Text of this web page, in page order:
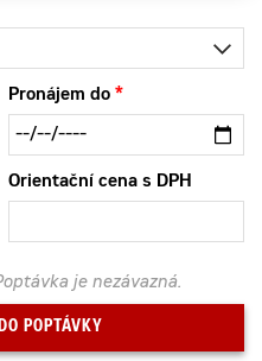
Pronájem do
Orientační cena s DPH
je nezávazná.
POPTÁVKY